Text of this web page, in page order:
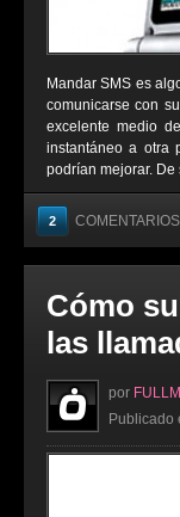
Mandar SMS es
comunicarse con
excelente medio
instantáneo a otra
podrían mejorar. De
2 COMENTARIOS
Cómo
las
por
Publicado